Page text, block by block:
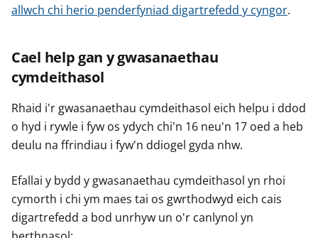
allwch chi herio penderfyniad digartrefedd y cyngor.
Cael help gan y gwasanaethau
cymdeithasol
Rhaid i'r gwasanaethau cymdeithasol eich helpu i ddod
o hyd i rywle i fyw os ydych chi'n 16 neu'n 17 oed a heb
deulu na ffrindiau i fyw'n ddiogel gyda nhw.
Efallai y bydd y gwasanaethau cymdeithasol yn rhoi
cymorth i chi ym maes tai os gwrthodwyd eich cais
digartrefedd a bod unrhyw un o'r canlynol yn